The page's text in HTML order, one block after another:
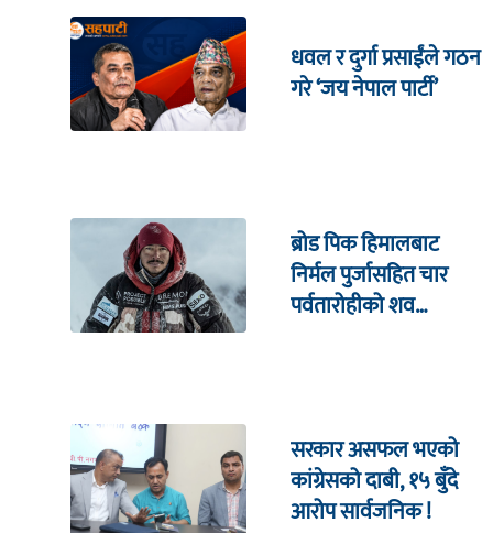
धवल र दुर्गा प्रसाईंले गठन
गरे ‘जय नेपाल पार्टी’
ब्रोड पिक हिमालबाट
निर्मल पुर्जासहित चार
पर्वतारोहीको शव
सरकार असफल भएको
कांग्रेसको दाबी, १५ बुँदे
आरोप सार्वजनिक !